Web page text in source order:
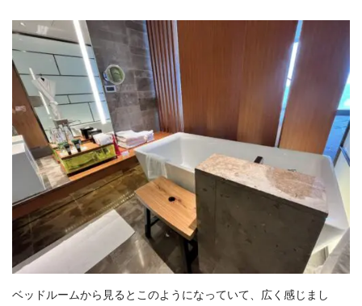
ベッドルームから見るとこのようになっていて、広く感じまし